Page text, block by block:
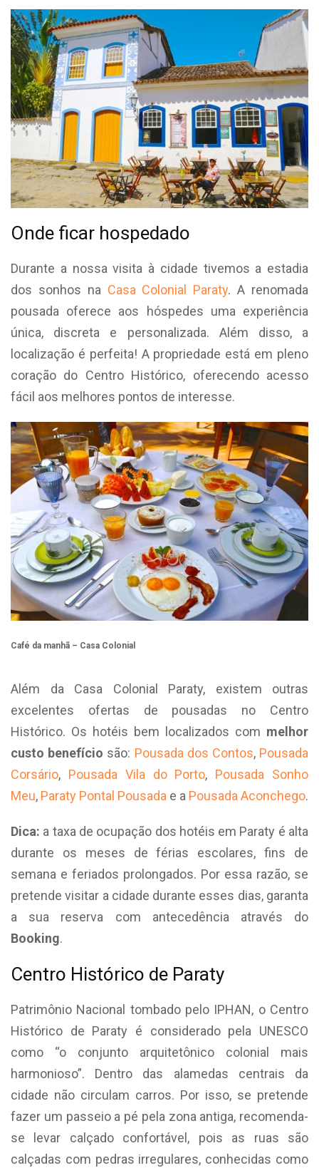
Onde ficar hospedado
Durante a nossa visita à cidade tivemos a estadia
dos sonhos na Casa Colonial Paraty. A renomada
pousada oferece aos hóspedes uma experiência
única, discreta e personalizada. Além disso, a
localização é perfeita! A propriedade está em pleno
coração do Centro Histórico, oferecendo acesso
fácil aos melhores pontos de interesse.
Café da manhã – Casa Colonial
Além da Casa Colonial Paraty, existem outras
excelentes ofertas de pousadas no Centro
Histórico. Os hotéis bem localizados com melhor
custo benefício são: Pousada dos Contos, Pousada
Corsário, Pousada Vila do Porto, Pousada Sonho
Meu, Paraty Pontal Pousada e a Pousada Aconchego.
Dica: a taxa de ocupação dos hotéis em Paraty é alta
durante os meses de férias escolares, fins de
semana e feriados prolongados. Por essa razão, se
pretende visitar a cidade durante esses dias, garanta
a sua reserva com antecedência através do
Booking.
Centro Histórico de Paraty
Patrimônio Nacional tombado pelo IPHAN, o Centro
Histórico de Paraty é considerado pela UNESCO
como “o conjunto arquitetônico colonial mais
harmonioso”. Dentro das alamedas centrais da
cidade não circulam carros. Por isso, se pretende
fazer um passeio a pé pela zona antiga, recomenda-
se levar calçado confortável, pois as ruas são
calçadas com pedras irregulares, conhecidas como